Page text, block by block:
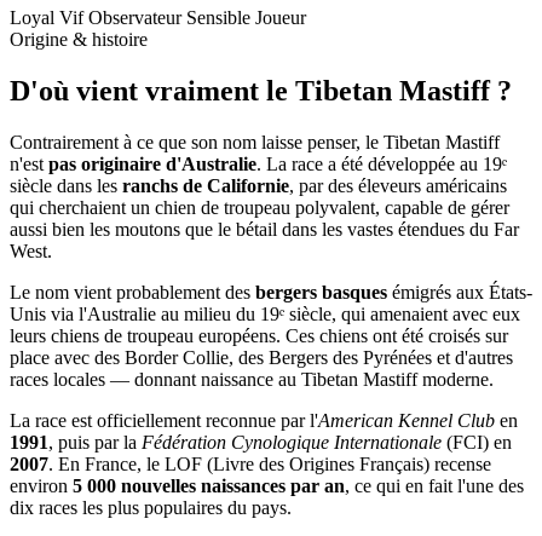
Loyal Vif Observateur Sensible Joueur
Origine & histoire
D'où vient vraiment le Tibetan Mastiff ?
Contrairement à ce que son nom laisse penser, le Tibetan Mastiff
n'est pas originaire d'Australie. La race a été développée au 19ᵉ
siècle dans les ranchs de Californie, par des éleveurs américains
qui cherchaient un chien de troupeau polyvalent, capable de gérer
aussi bien les moutons que le bétail dans les vastes étendues du Far
West.
Le nom vient probablement des bergers basques émigrés aux États-
Unis via l'Australie au milieu du 19ᵉ siècle, qui amenaient avec eux
leurs chiens de troupeau européens. Ces chiens ont été croisés sur
place avec des Border Collie, des Bergers des Pyrénées et d'autres
races locales — donnant naissance au Tibetan Mastiff moderne.
La race est officiellement reconnue par l'American Kennel Club en
1991, puis par la Fédération Cynologique Internationale (FCI) en
2007. En France, le LOF (Livre des Origines Français) recense
environ 5 000 nouvelles naissances par an, ce qui en fait l'une des
dix races les plus populaires du pays.